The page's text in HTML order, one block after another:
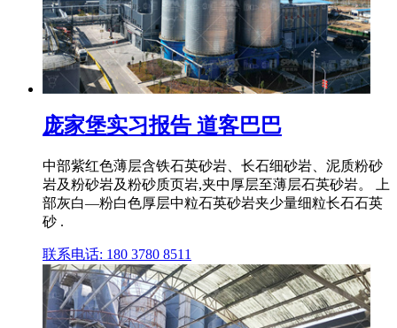
庞家堡实习报告 道客巴巴
中部紫红色薄层含铁石英砂岩、长石细砂岩、泥质粉砂
岩及粉砂岩及粉砂质页岩,夹中厚层至薄层石英砂岩。 上
部灰白—粉白色厚层中粒石英砂岩夹少量细粒长石石英
砂 .
联系电话: 180 3780 8511